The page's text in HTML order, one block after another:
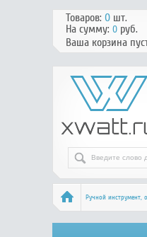
Товаров: 0шт.
На сумму: 0руб.
Ваша корзина
Ручной инcтрумент,
Комбинированные ключи/